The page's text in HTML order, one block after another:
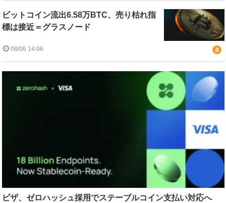
ビットコイン流出6.58万BTC、売り枯れ指
標は接近＝グラスノード
08/06 14:06
ビザ、ゼロハッシュ採用でステーブルコイン支払い対応へ